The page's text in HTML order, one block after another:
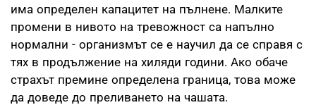
има определен капацитет на пълнене. Малките
промени в нивото на тревожност са напълно
нормални - организмът се е научил да се справя с
тях в продължение на хиляди години. Ако обаче
страхът премине определена граница, това може
да доведе до преливането на чашата.